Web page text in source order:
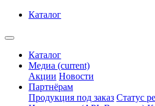
Каталог
Каталог
Медиа (current)
Акции Новости
Партнёрам
Продукция под заказ Статус